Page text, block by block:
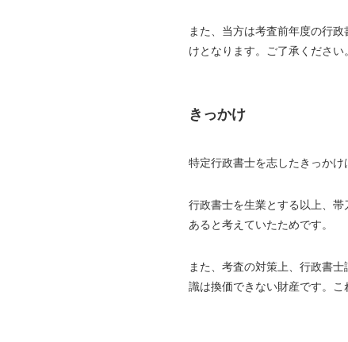
また、当方は考査前年度の行
けとなります。ご了承ください
きっかけ
特定行政書士を志したきっかけ
行政書士を生業とする以上、
あると考えていたためです。
また、考査の対策上、行政書
識は換価できない財産です。こ